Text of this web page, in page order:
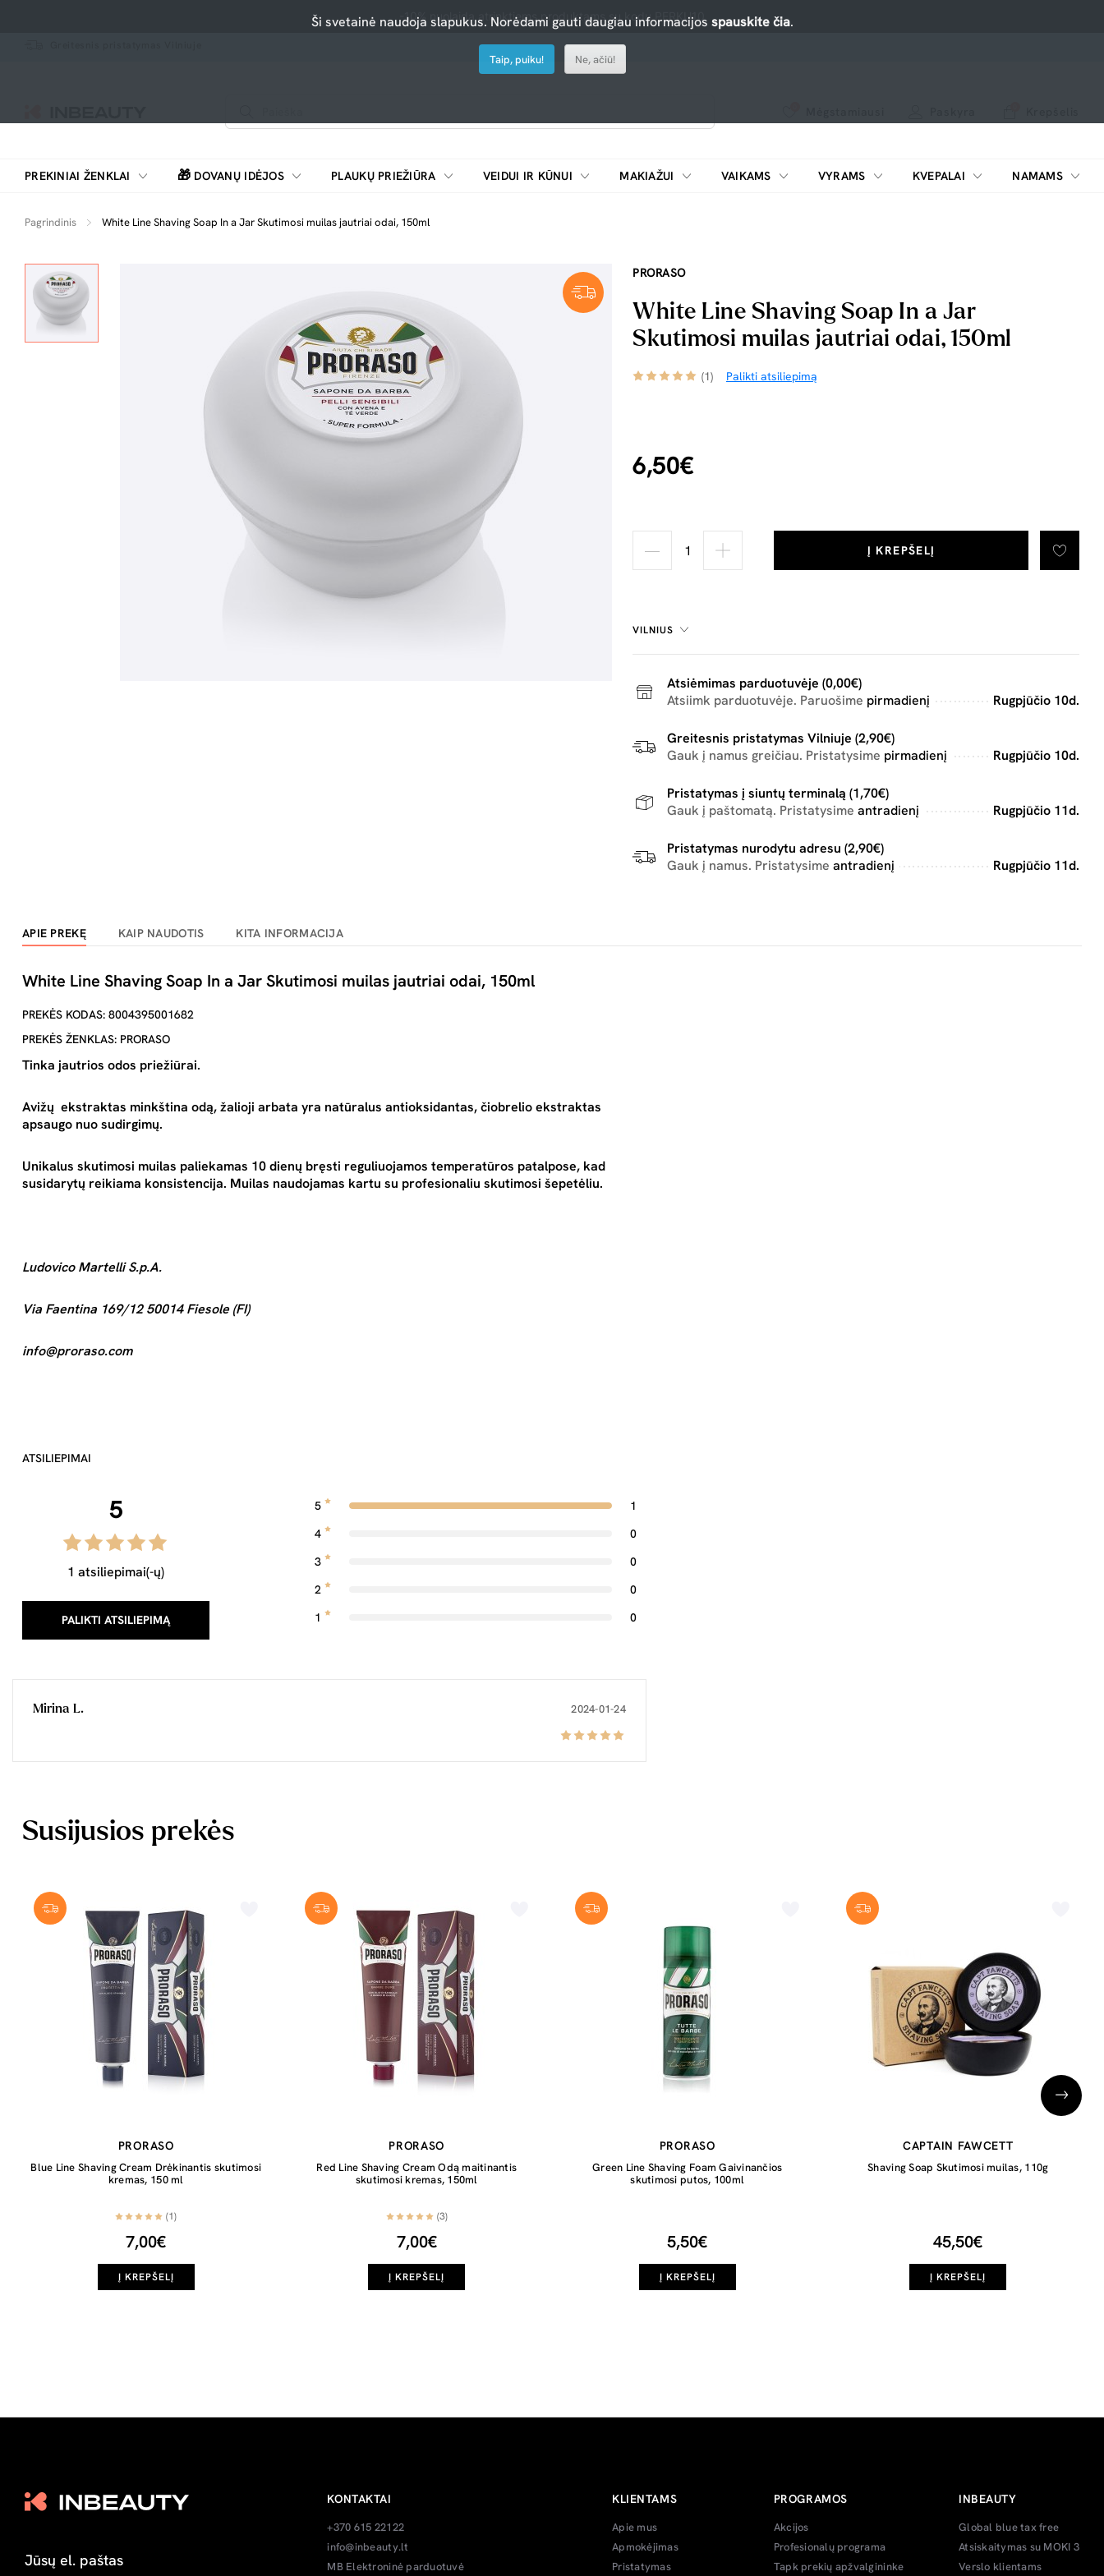
-10% nuolaida atrinktiems produktams su kodu PERKU10
PREKINIAI ŽENKLAI 🎁 DOVANŲ IDĖJOS PLAUKŲ PRIEŽIŪRA VEIDUI IR KŪNUI MAKIAŽUI VAIKAMS VYRAMS KVEPALAI NAMAMS
Pagrindinis White Line Shaving Soap In a Jar Skutimosi muilas jautriai odai, 150ml
PRORASO
White Line Shaving Soap In a Jar
Skutimosi muilas jautriai odai, 150ml
(1) Palikti atsiliepimą
6,50€
Į KREPŠELĮ
VILNIUS
Atsiėmimas parduotuvėje (0,00€)
Atsiimk parduotuvėje. Paruošime pirmadienį Rugpjūčio 10d.
Greitesnis pristatymas Vilniuje (2,90€)
Gauk į namus greičiau. Pristatysime pirmadienį Rugpjūčio 10d.
Pristatymas į siuntų terminalą (1,70€)
Gauk į paštomatą. Pristatysime antradienį Rugpjūčio 11d.
Pristatymas nurodytu adresu (2,90€)
Gauk į namus. Pristatysime antradienį Rugpjūčio 11d.
APIE PREKĘ KAIP NAUDOTIS KITA INFORMACIJA
White Line Shaving Soap In a Jar Skutimosi muilas jautriai odai, 150ml
PREKĖS KODAS: 8004395001682
PREKĖS ŽENKLAS: PRORASO
Tinka jautrios odos priežiūrai.
Avižų ekstraktas minkština odą, žalioji arbata yra natūralus antioksidantas, čiobrelioekstraktas
apsaugo nuo sudirgimų.
Unikalus skutimosi muilas paliekamas 10 dienų bręsti reguliuojamos temperatūros patalpose, kad
susidarytų reikiama konsistencija. Muilas naudojamas kartu su profesionaliu skutimosi šepetėliu.
Ludovico Martelli S.p.A.
Via Faentina 169/12 50014 Fiesole (FI)
info@proraso.com
ATSILIEPIMAI
5
1 atsiliepimai(-ų)
PALIKTI ATSILIEPIMĄ
5
1
4
0
3
0
2
0
1
0
Mirina L. 2024-01-24
Susijusios prekės
PRORASO
Blue Line Shaving Cream Drėkinantis skutimosi
kremas, 150 ml
(1)
7,00€
Į KREPŠELĮ
PRORASO
Red Line Shaving Cream Odą maitinantis
skutimosi kremas, 150ml
(3)
7,00€
Į KREPŠELĮ
PRORASO
Green Line Shaving Foam Gaivinančios
skutimosi putos, 100ml
5,50€
Į KREPŠELĮ
CAPTAIN FAWCETT
Shaving Soap Skutimosi muilas, 110g
45,50€
Į KREPŠELĮ
KONTAKTAI
+370 615 22122
info@inbeauty.lt
MB Elektroninė parduotuvė
KLIENTAMS
Apie mus
Apmokėjimas
Pristatymas
PROGRAMOS
Akcijos
Profesionalų programa
Tapk prekių apžvalgininke
INBEAUTY
Global blue tax free
Atsiskaitymas su MOKI 3
Verslo klientams
Ši svetainė naudoja slapukus. Norėdami gauti daugiau informacijos spauskite čia.
Taip, puiku! Ne, ačiū!